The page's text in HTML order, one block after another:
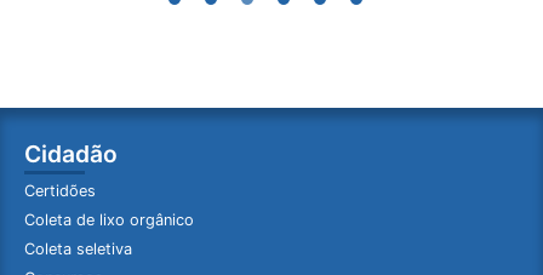
Cidadão
Certidões
Coleta de lixo orgânico
Coleta seletiva